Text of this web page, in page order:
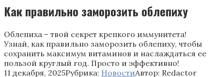
Как правильно заморозить облепиху
Облепиха – твой секрет крепкого иммунитета!
Узнай, как правильно заморозить облепиху, чтобы
сохранить максимум витаминов и наслаждаться ее
пользой круглый год. Просто и эффективно!
11 декабря, 2025Рубрика: НовостиАвтор: Redactor